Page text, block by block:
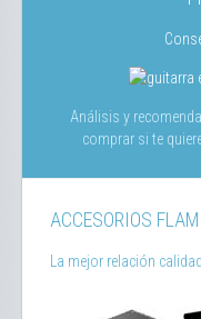
Análisis y
comprar si te
ACCESORIOS
La mejor relación